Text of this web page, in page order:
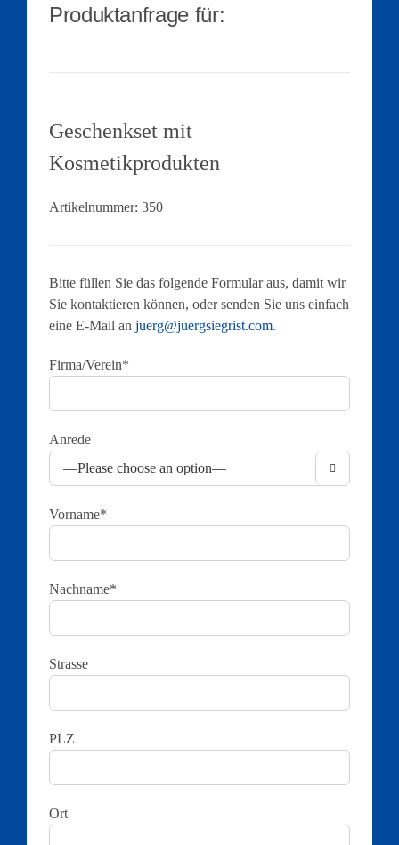
Produktanfrage für:
Geschenkset mit
Kosmetikprodukten
Artikelnummer: 350
Bitte füllen Sie das folgende Formular aus, damit wir
Sie kontaktieren können, oder senden Sie uns einfach
eine E-Mail an juerg@juergsiegrist.com.
Firma/Verein*
Anrede

Vorname*
Nachname*
Strasse
PLZ
Ort